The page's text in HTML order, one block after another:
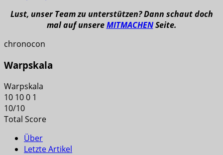
Lust, unser Team zu unterstützen? Dann schaut doch
mal auf unsereMITMACHENSeite.
chronocon
Warpskala
Warpskala
10 100 1
10/10
Total Score
Über
Letzte Artikel